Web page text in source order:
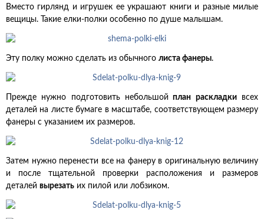
Вместо гирлянд и игрушек ее украшают книги и разные милые
вещицы. Такие елки-полки особенно по душе малышам.
Эту полку можно сделать из обычного листа фанеры.
Прежде нужно подготовить небольшой план раскладкивсех
деталей на листе бумаге в масштабе, соответствующем размеру
фанеры с указанием их размеров.
Затем нужно перенести все на фанеру в оригинальную величину
и после тщательной проверки расположения и размеров
деталей вырезать их пилой или лобзиком.